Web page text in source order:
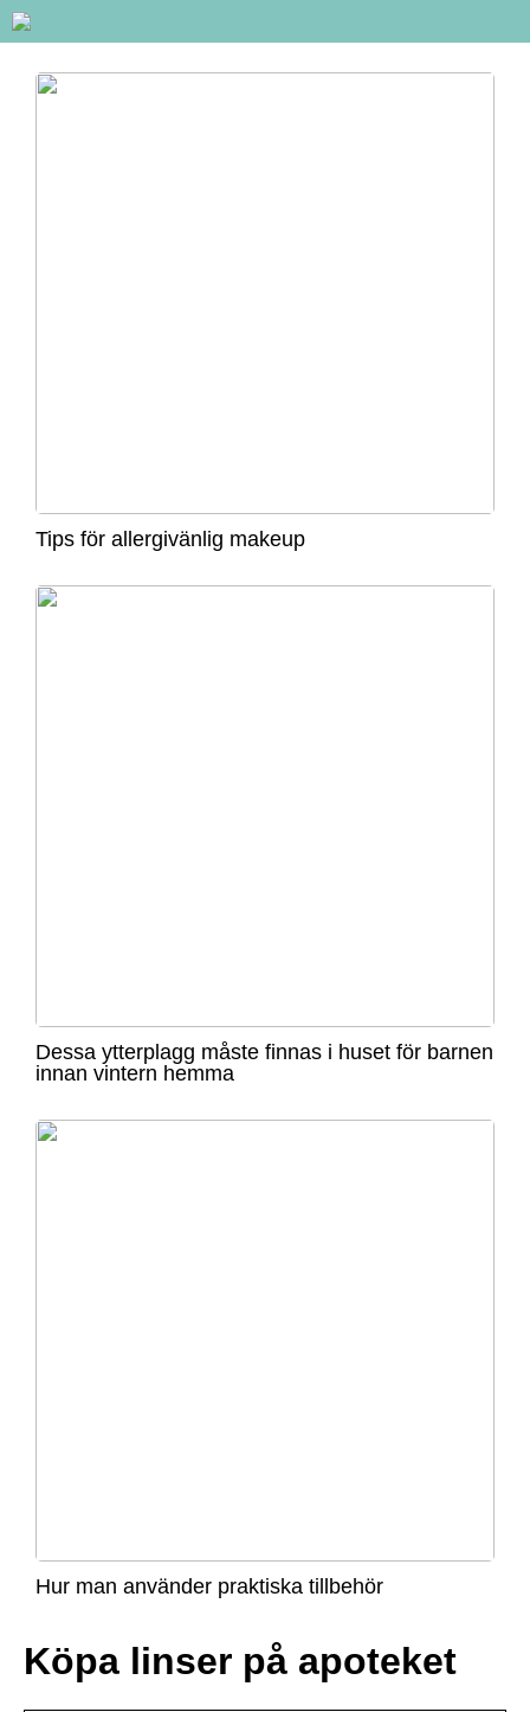
Tips för allergivänlig makeup
Dessa ytterplagg måste finnas i huset för barnen
innan vintern hemma
Hur man använder praktiska tillbehör
Köpa linser på apoteket